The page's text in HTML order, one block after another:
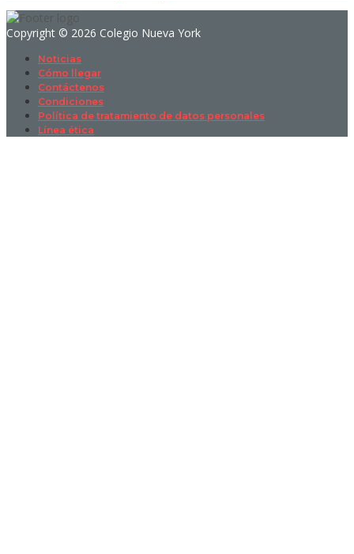
Copyright © 2026 Colegio Nueva York
Noticias
Cómo llegar
Contáctenos
Condiciones
Política de tratamiento de datos personales
Línea ética